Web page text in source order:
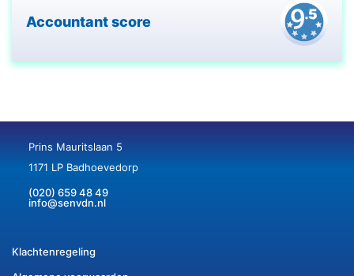
Accountant score
Prins Mauritslaan 5
1171 LP Badhoevedorp
(020) 659 48 49
info@senvdn.nl
Klachtenregeling